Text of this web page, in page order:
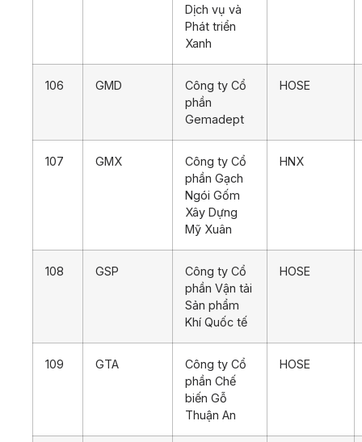
Dịch vụ và
Phát triển
Xanh
106 GMD
Công ty Cổ
phần
Gemadept
HOSE
107 GMX
Công ty Cổ
phần Gạch
Ngói Gốm
Xây Dựng
Mỹ Xuân
HNX
108 GSP
Công ty Cổ
phần Vận tải
Sản phẩm
Khí Quốc tế
HOSE
109 GTA
Công ty Cổ
phần Chế
biến Gỗ
Thuận An
HOSE